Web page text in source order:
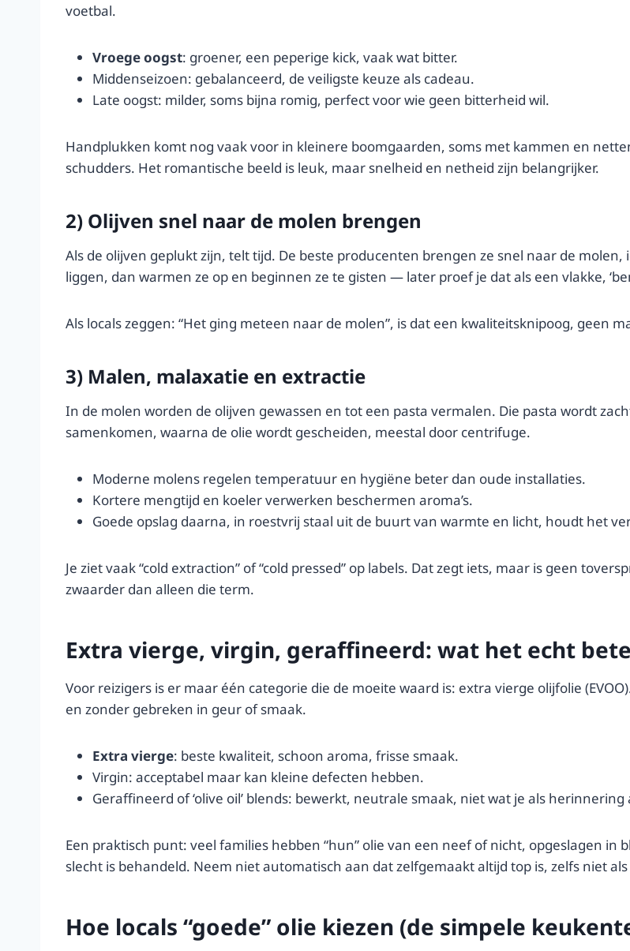
voetbal.
Vroege oogst: groener, een peperige kick, vaak wat bitter.
Middenseizoen: gebalanceerd, de veiligste keuze als cadeau.
Late oogst: milder, soms bijna romig, perfect voor wie geen bitterheid wil.
Handplukken komt nog vaak voor in kleinere boomgaarden, soms met kammen en
schudders. Het romantische beeld is leuk, maar snelheid en netheid zijn belangrijker.
2) Olijven snel naar de molen brengen
Als de olijven geplukt zijn, telt tijd. De beste producenten brengen ze snel naar de
liggen, dan warmen ze op en beginnen ze te gisten — later proef je dat als een vlakke,
Als locals zeggen: “Het ging meteen naar de molen”, is dat een kwaliteitsknipoog, geen
3) Malen, malaxatie en extractie
In de molen worden de olijven gewassen en tot een pasta vermalen. Die pasta wordt
samenkomen, waarna de olie wordt gescheiden, meestal door centrifuge.
Moderne molens regelen temperatuur en hygiëne beter dan oude installaties.
Kortere mengtijd en koeler verwerken beschermen aroma’s.
Goede opslag daarna, in roestvrij staal uit de buurt van warmte en licht, houdt het
Je ziet vaak “cold extraction” of “cold pressed” op labels. Dat zegt iets, maar is geen
zwaarder dan alleen die term.
Extra vierge, virgin, geraffineerd: wat het echt
Voor reizigers is er maar één categorie die de moeite waard is: extra vierge olijfolie
en zonder gebreken in geur of smaak.
Extra vierge: beste kwaliteit, schoon aroma, frisse smaak.
Virgin: acceptabel maar kan kleine defecten hebben.
Geraffineerd of ‘olive oil’ blends: bewerkt, neutrale smaak, niet wat je als
Een praktisch punt: veel families hebben “hun” olie van een neef of nicht, opgeslagen
slecht is behandeld. Neem niet automatisch aan dat zelfgemaakt altijd top is, zelfs niet
Hoe locals “goede” olie kiezen (de simpele